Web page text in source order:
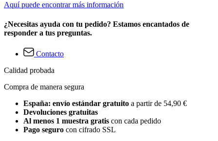
Aquí puede encontrar más información
¿Necesitas ayuda con tu pedido? Estamos encantados de
responder a tus preguntas.
Contacto
Calidad probada
Compra de manera segura
España: envío estándar gratuito a partir de 54,90 €
Devoluciones gratuitas
Al menos 1 muestra gratis con cada pedido
Pago seguro con cifrado SSL